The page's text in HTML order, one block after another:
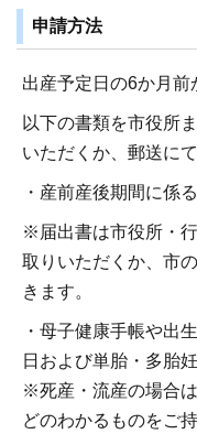
申請方法
出産予定日の6か月前
以下の書類を市役所
いただくか、郵送に
・産前産後期間に係
※届出書は市役所・
取りいただくか、市
きます。
・母子健康手帳や出
日および単胎・多胎
※死産・流産の場合
どのわかるものをご